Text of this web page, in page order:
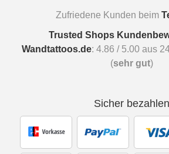
Zufriedene Kunden beim
Trusted Shops
Wandtattoos.de: 4.86 / 5.00 aus
(sehr gut)
Sicher bezahlen